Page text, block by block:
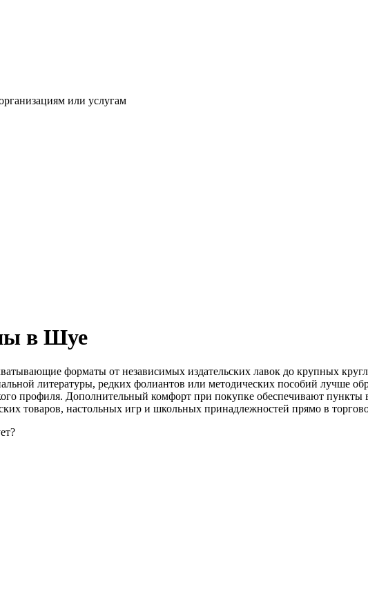
или услугам
в Шуе
форматы от независимых издательских лавок до крупных
литературы, редких фолиантов или методических пособий лучше
профиля. Дополнительный комфорт при покупке обеспечивают пункты
товаров, настольных игр и школьных принадлежностей прямо в